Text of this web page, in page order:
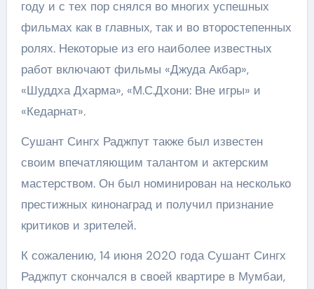
году и с тех пор снялся во многих успешных
фильмах как в главных, так и во второстепенных
ролях. Некоторые из его наиболее известных
работ включают фильмы «Джуда Акбар»,
«Шуддха Дхарма», «М.С.Дхони: Вне игры» и
«Кедарнат».
Сушант Сингх Раджпут также был известен
своим впечатляющим талантом и актерским
мастерством. Он был номинирован на несколько
престижных кинонаград и получил признание
критиков и зрителей.
К сожалению, 14 июня 2020 года Сушант Сингх
Раджпут скончался в своей квартире в Мумбаи,